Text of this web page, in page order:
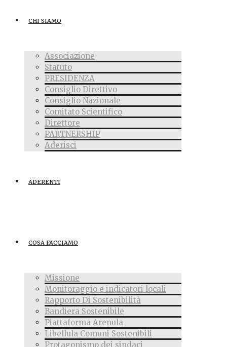
CHI SIAMO
Associazione
Statuto
PRESIDENZA
Consiglio Direttivo
Consiglio Nazionale
Comitato Scientifico
Direttore
PARTNERSHIP
Aderisci
ADERENTI
COSA FACCIAMO
Missione
Monitoraggio e indicatori locali
Rapporto Di Sostenibilità
Bandiera Sostenibile
Piattaforma Arenula
Libellula Comuni Sostenibili
Protagonismo dei sindaci